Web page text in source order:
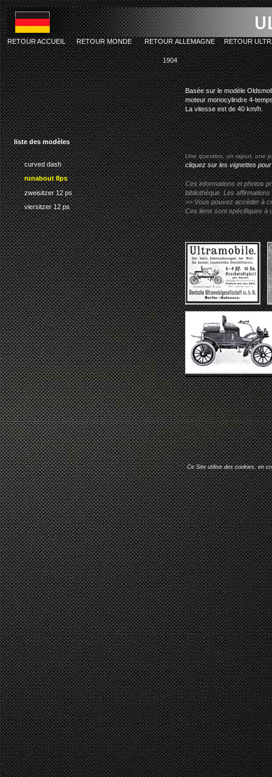
liste des modèles
curved dash
runabout 8ps
zweisitzer 12 ps
viersitzer 12 ps
RETOUR ACCUEIL RETOUR MONDE RETOUR ALLEMAGNE RETOUR
1904
Basée sur le modèle
moteur monocylindre 4-
La vitesse est de 40 km/h.
Une question, un rajout, une
cliquez sur les vignettes
Ces informations et photos
bibliothèque. Les
>> Vous pouvez accéder à
Ces liens sont spécifiques à
Ce Site utilise des cookies, en